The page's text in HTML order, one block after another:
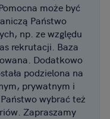
może być
Państwo
np. ze względu
rekrutacji. Baza
Dodatkowo
podzielona na
prywatnym i
wybrać też
Zapraszamy